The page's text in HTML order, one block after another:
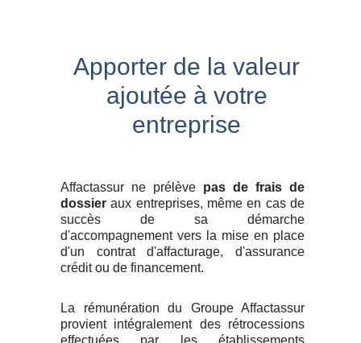
Apporter de la valeur
ajoutée à votre
entreprise
Affactassur ne prélève pas de frais de
dossieraux entreprises, même en cas de
succès de sa démarche
d'accompagnement vers la mise en place
d'un contrat d'affacturage, d'assurance
crédit ou de financement.
La rémunération du Groupe Affactassur
provient intégralement des rétrocessions
effectuées par les établissements